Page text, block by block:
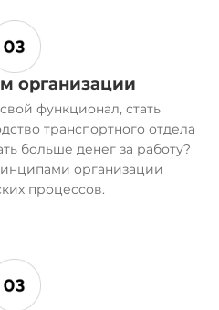
организации
функционал, стать
транспортного отдела
больше денег за работу?
организации
процессов.